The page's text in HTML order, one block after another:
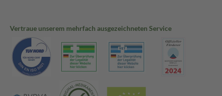
Vertraue unserem mehrfach ausgezeichneten Service